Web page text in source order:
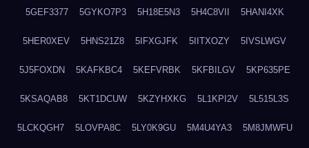
5GEF3377 5GYKO7P3 5H18E5N3 5H4C8VII 5HANI4XK
5HER0XEV 5HNS21Z8 5IFXGJFK 5IITXOZY 5IVSLWGV
5J5FOXDN 5KAFKBC4 5KEFVRBK 5KFBILGV 5KP635PE
5KSAQAB8 5KT1DCUW 5KZYHXKG 5L1KPI2V 5L515L3S
5LCKQGH7 5LOVPA8C 5LY0K9GU 5M4U4YA3 5M8JMWFU